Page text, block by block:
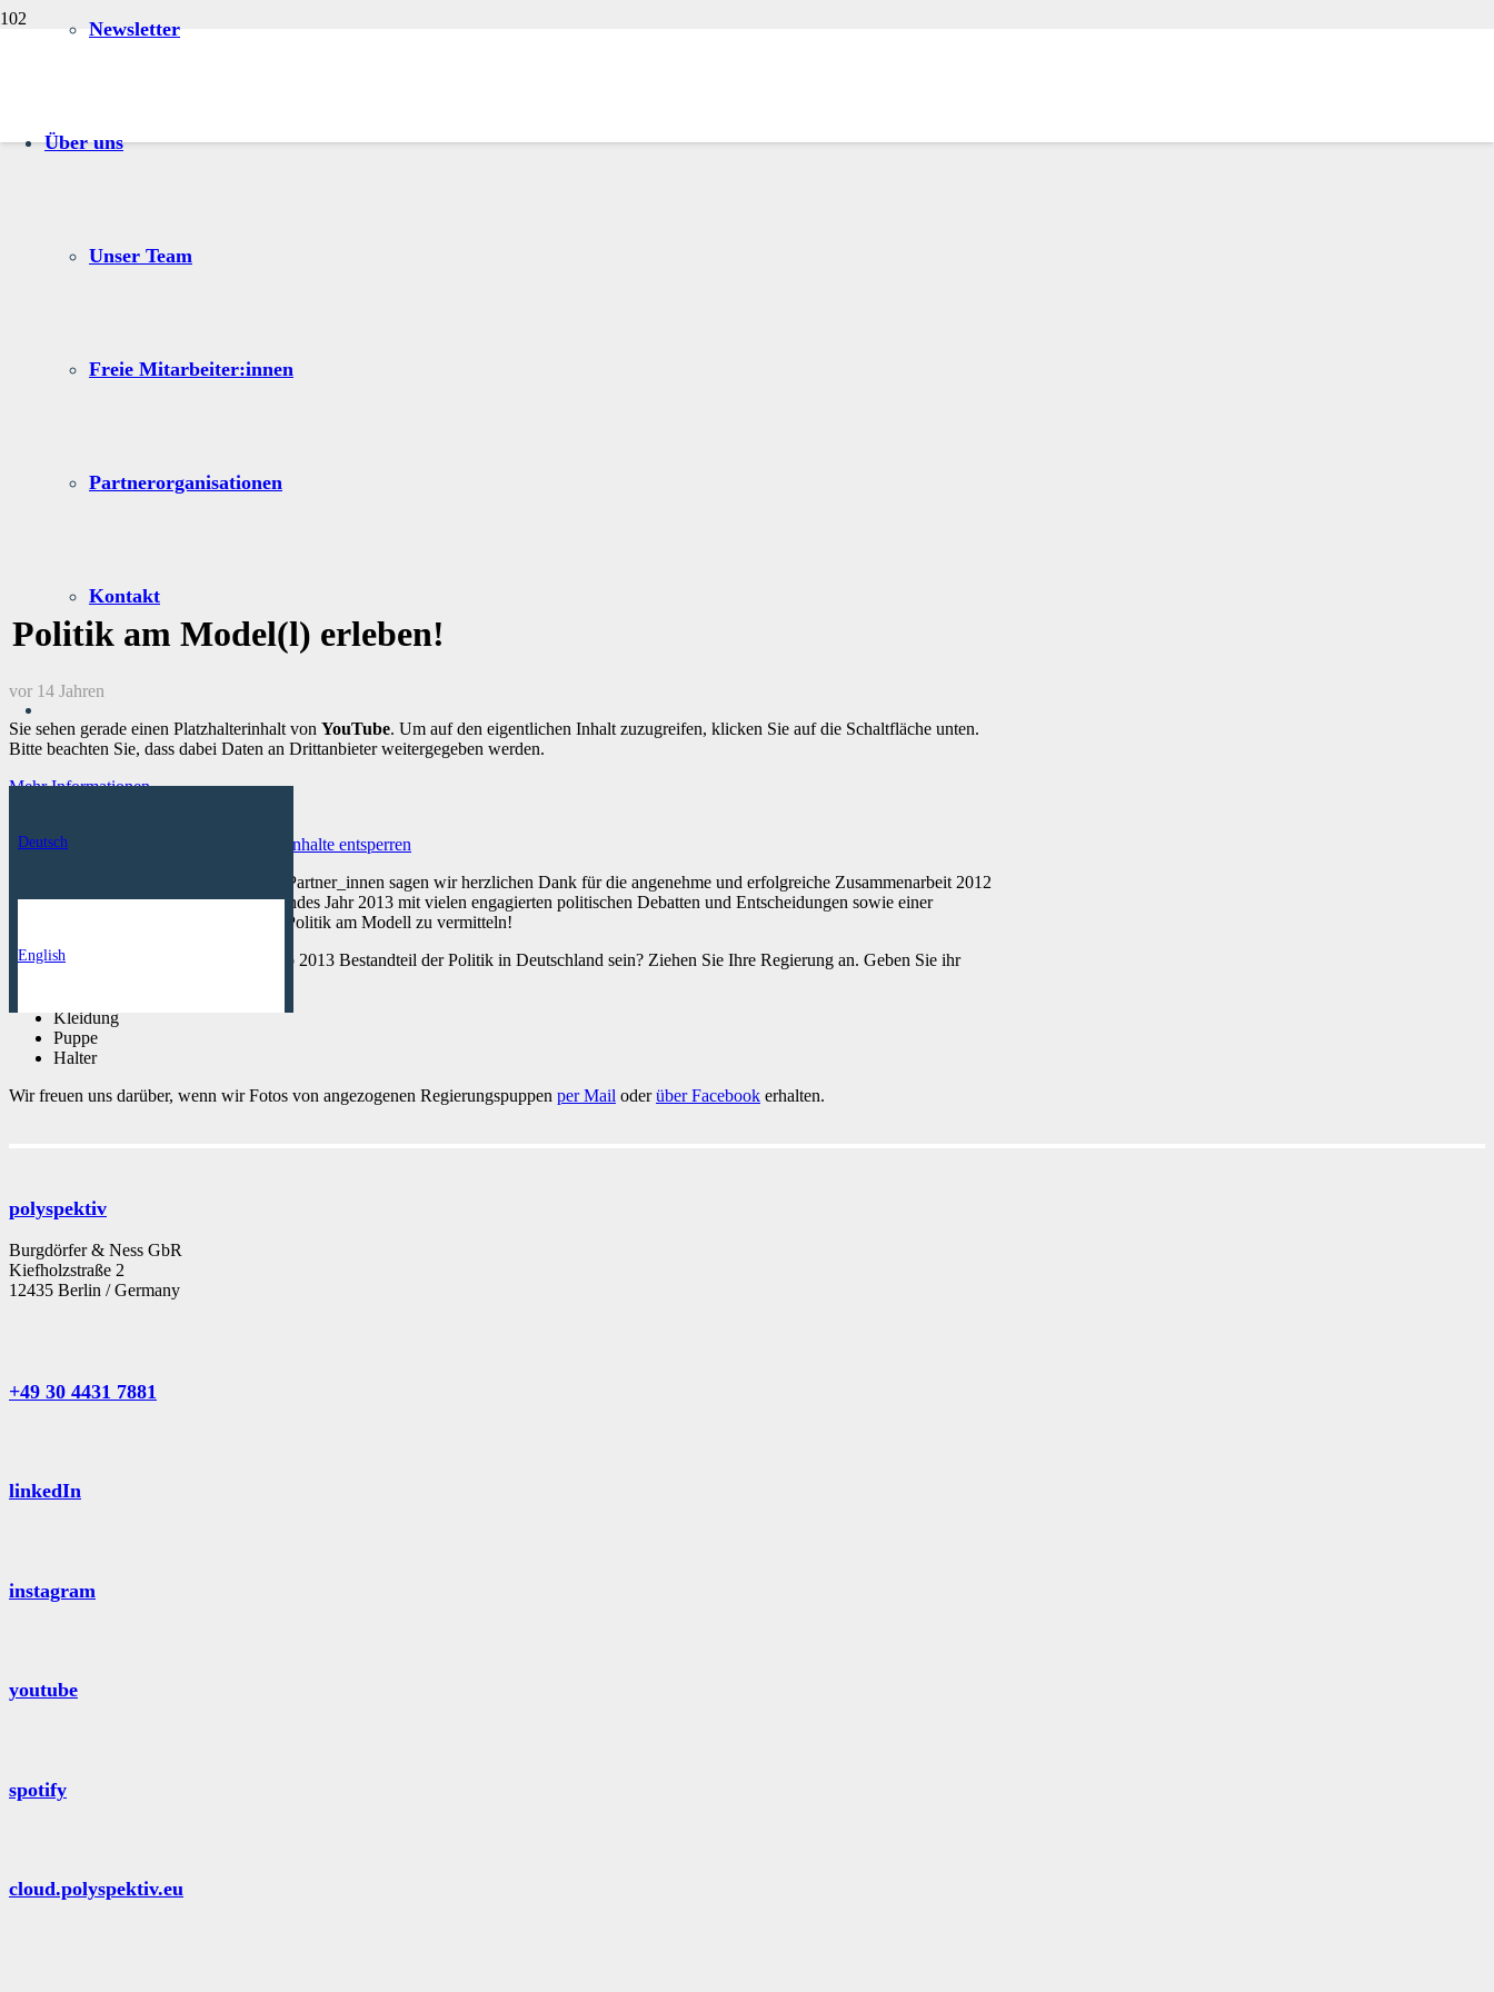
Newsletter
Über uns
Unser Team
Freie Mitarbeiter:innen
Partnerorganisationen
Kontakt
Deutsch
English
Politik am Model(l) erleben!
vor 14 Jahren
Sie sehen gerade einen Platzhalterinhalt von YouTube. Um auf den eigentlichen Inhalt zuzugreifen, klicken Sie auf die Schaltfläche unten.
Bitte beachten Sie, dass dabei Daten an Drittanbieter weitergegeben werden.
Mehr Informationen
Erforderlichen Service akzeptieren und Inhalte entsperren
Allen unseren Auftraggeber_innen und Partner_innen sagen wir herzlichen Dank für die angenehme und erfolgreiche Zusammenarbeit 2012
und wünschen ein glückliches und gesundes Jahr 2013 mit vielen engagierten politischen Debatten und Entscheidungen sowie einer
weiteren guten Zusammenarbeit daran, Politik am Modell zu vermitteln!
Welche Ideen und Maßnahmen sollen ab 2013 Bestandteil der Politik in Deutschland sein? Ziehen Sie Ihre Regierung an. Geben Sie ihr
Kleidung
Puppe
Halter
Wir freuen uns darüber, wenn wir Fotos von angezogenen Regierungspuppen per Mail oderüber Facebook erhalten.
polyspektiv
Burgdörfer & Ness GbR
Kiefholzstraße 2
12435 Berlin / Germany
+49 30 4431 7881
linkedIn
instagram
youtube
spotify
cloud.polyspektiv.eu